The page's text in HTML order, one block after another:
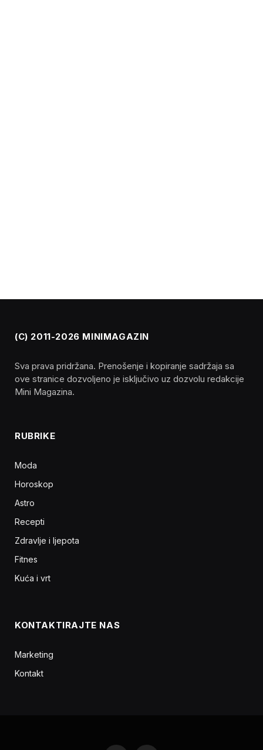
(C) 2011-2026 MINIMAGAZIN
Sva prava pridržana. Prenošenje i kopiranje sadržaja sa
ove stranice dozvoljeno je isključivo uz dozvolu redakcije
Mini Magazina.
RUBRIKE
Moda
Horoskop
Astro
Recepti
Zdravlje i ljepota
Fitnes
Kuća i vrt
KONTAKTIRAJTE NAS
Marketing
Kontakt